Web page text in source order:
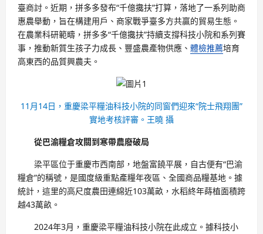
臺商討。近期，拼多多發布“千億攙扶”打算，落地了一系列助商
惠農舉動，旨在構建用戶、商家戰爭臺多方共贏的貿易生態。
在農業科研範疇，拼多多“千億攙扶”持續支撐科技小院和系列賽
事，推動新質生孩子力成長、豐盛農產物供應、 體檢推薦培育
高東西的品質興農夫。
11月14日，重慶梁平糧油科技小院的同窗們迎來“院士飛翔團”
實地考核評審。王曉 攝
從巴渝糧倉攻關到寒帶農廢破局
梁平區位于重慶市西南部，地盤富饒平展，自古便有“巴渝
糧倉”的稱號，是國度級重點產糧年夜區、全國商品糧基地。據
統計，這里的高尺度農田連綿近103萬畝，水稻終年蒔植面積跨
越43萬畝。
2024年3月，重慶梁平糧油科技小院在此成立。據科技小